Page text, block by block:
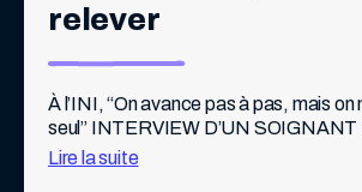
relever
À l’INI, “On avance pas à pas, mais on
seul” INTERVIEW D’UN SOIGNANT
L’INSTITUTION NATIONALE DES
Lire la suite